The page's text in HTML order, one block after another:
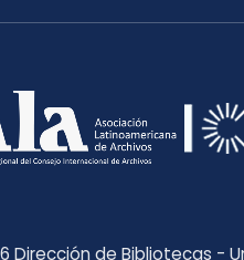
Dirección de Bibliotecas -